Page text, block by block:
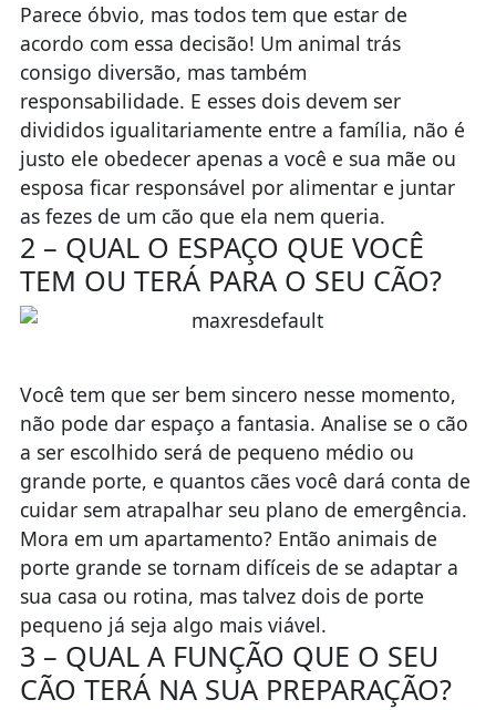
Parece óbvio, mas todos tem que estar de
acordo com essa decisão! Um animal trás
consigo diversão, mas também
responsabilidade. E esses dois devem ser
divididos igualitariamente entre a família, não é
justo ele obedecer apenas a você e sua mãe ou
esposa ficar responsável por alimentar e juntar
as fezes de um cão que ela nem queria.
2 – QUAL O ESPAÇO QUE VOCÊ
TEM OU TERÁ PARA O SEU CÃO?
Você tem que ser bem sincero nesse momento,
não pode dar espaço a fantasia. Analise se o cão
a ser escolhido será de pequeno médio ou
grande porte, e quantos cães você dará conta de
cuidar sem atrapalhar seu plano de emergência.
Mora em um apartamento? Então animais de
porte grande se tornam difíceis de se adaptar a
sua casa ou rotina, mas talvez dois de porte
pequeno já seja algo mais viável.
3 – QUAL A FUNÇÃO QUE O SEU
CÃO TERÁ NA SUA PREPARAÇÃO?